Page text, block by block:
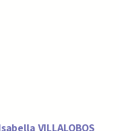
VILLALOBOS